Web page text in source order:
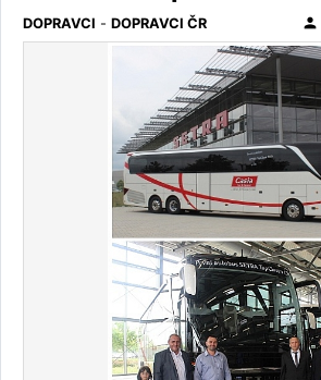
DOPRAVCI - DOPRAVCI ČR person